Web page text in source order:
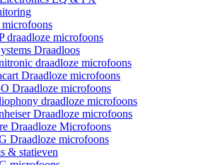
draadloze microfoons
Draadloos
draadloze microfoons
Draadloze microfoons
Draadloze microfoons
draadloze microfoons
Draadloze microfoons
Draadloze Microfoons
Draadloze microfoons
& statieven